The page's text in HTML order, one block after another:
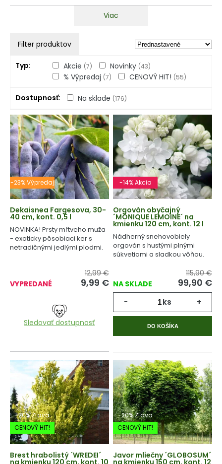
Viac
Filter produktov
Typ Akcie (7) Novinky (43)
% Výpredaj (7) CENOVÝ HIT! (55)
Dostupnosť Na sklade (176)
-23% Výpredaj
Dekaisnea Fargesova, 30-
40 cm, kont. 0,5 l
NOVINKA! Prsty mŕtveho muža
- exoticky pôsobiaci ker s
netradičnými jedlými plodmi.
VYPREDANÉ
12,99 €
9,99 €
Sledovať dostupnosť
-14% Akcia
Orgován obyčajný
´MONIQUE LEMOINE´ na
kmienku 120 cm, kont. 12 l
Nádherný snehovobiely
orgován s hustými plnými
súkvetiami a sladkou vôňou.
NA SKLADE
115,90 €
99,90 €
- ks +
DO KOŠÍKA
-20% Zľava
CENOVÝ HIT!
Brest hrabolistý ´WREDEI´
-20% Zľava
CENOVÝ HIT!
Javor mliečny ´GLOBOSUM´